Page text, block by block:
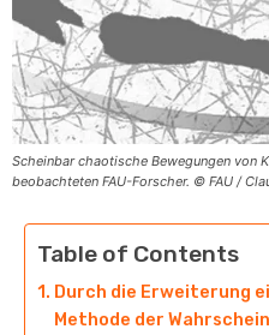
Scheinbar chaotische Bewegungen von
beobachteten FAU-Forscher. © FAU /
Table of Contents
Durch die Erweiterung
Methode der